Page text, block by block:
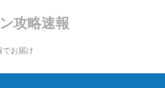
攻略速報
でお届け